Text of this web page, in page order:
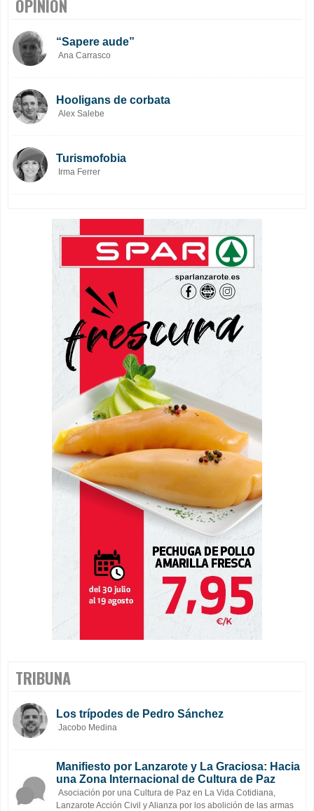
OPINIÓN
“Sapere aude”
Ana Carrasco
Hooligans de corbata
Alex Salebe
Turismofobia
Irma Ferrer
TRIBUNA
Los trípodes de Pedro Sánchez
Jacobo Medina
Manifiesto por Lanzarote y La Graciosa: Hacia
una Zona Internacional de Cultura de Paz
Asociación por una Cultura de Paz en La Vida Cotidiana,
Lanzarote Acción Civil y Alianza por los abolición de las armas